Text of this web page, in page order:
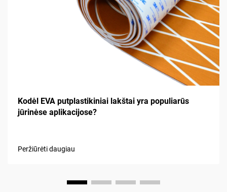
Kodėl EVA putplastikiniai lakštai yra populiarūs
jūrinėse aplikacijose?
Peržiūrėti daugiau